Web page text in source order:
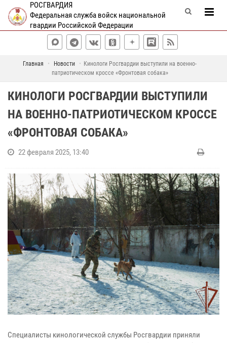
РОСГВАРДИЯ
Федеральная служба войск национальной
гвардии Российской Федерации
Главная Новости
Кинологи Росгвардии выступили на военно-
патриотическом кроссе «Фронтовая собака»
КИНОЛОГИ РОСГВАРДИИ ВЫСТУПИЛИ
НА ВОЕННО-ПАТРИОТИЧЕСКОМ КРОССЕ
«ФРОНТОВАЯ СОБАКА»
22 февраля 2025, 13:40
Специалисты кинологической службы Росгвардии приняли